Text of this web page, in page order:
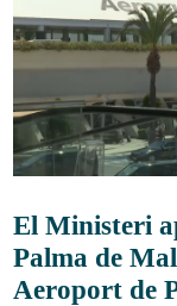
El Ministeri
Palma de
Aeroport de